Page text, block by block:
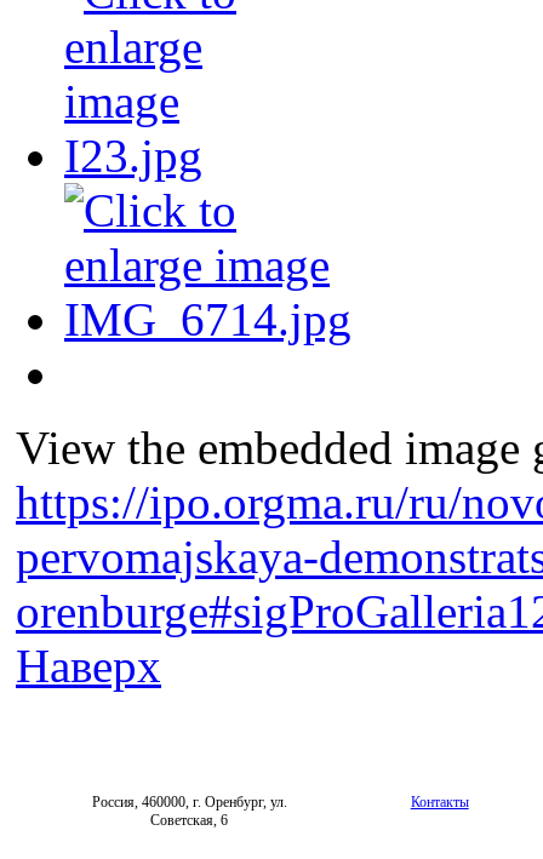
View the embedded
https://ipo.orgma.ru/ru/
pervomajskaya-
Наверх
Россия, 460000, г. Оренбург, ул.
Советская, 6
Контакты